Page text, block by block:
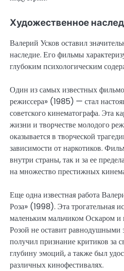
Художественное
Валерий Усков оставил
наследие. Его фильмы
глубоким психологическим
Один из самых известных
режиссера» (1985) — стал
советского кинематографа. Эта
жизни и творчестве молодого
оказывается в творческой
зависимости от наркотиков.
внутри страны, так и за ее
на множество престижных
Еще одна известная работа
Роза» (1998). Эта трогательная
маленьким мальчиком Оскаром
Розой не оставит равнодушными
получил признание критиков за
глубину эмоций, а также был
различных кинофестивалях.